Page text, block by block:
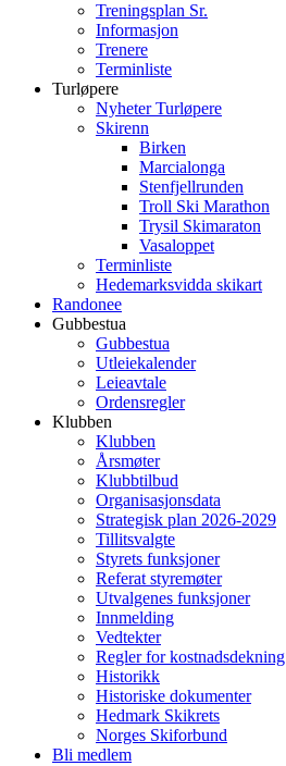
Treningsplan Sr.
Informasjon
Trenere
Terminliste
Turløpere
Nyheter Turløpere
Skirenn
Birken
Marcialonga
Stenfjellrunden
Troll Ski Marathon
Trysil Skimaraton
Vasaloppet
Terminliste
Hedemarksvidda skikart
Randonee
Gubbestua
Gubbestua
Utleiekalender
Leieavtale
Ordensregler
Klubben
Klubben
Årsmøter
Klubbtilbud
Organisasjonsdata
Strategisk plan 2026-2029
Tillitsvalgte
Styrets funksjoner
Referat styremøter
Utvalgenes funksjoner
Innmelding
Vedtekter
Regler for kostnadsdekning
Historikk
Historiske dokumenter
Hedmark Skikrets
Norges Skiforbund
Bli medlem